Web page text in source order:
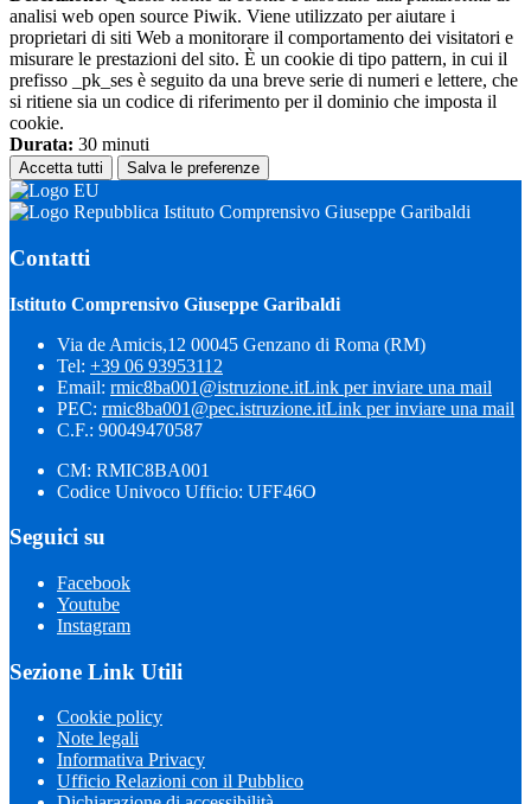
analisi web open source Piwik. Viene utilizzato per aiutare i
proprietari di siti Web a monitorare il comportamento dei visitatori e
misurare le prestazioni del sito. È un cookie di tipo pattern, in cui il
prefisso _pk_ses è seguito da una breve serie di numeri e lettere, che
si ritiene sia un codice di riferimento per il dominio che imposta il
cookie.
Durata: 30 minuti
Accetta tutti Salva le preferenze
Istituto Comprensivo Giuseppe Garibaldi
Contatti
Istituto Comprensivo Giuseppe Garibaldi
Via de Amicis,12 00045 Genzano di Roma (RM)
Tel: +39 06 93953112
Email: rmic8ba001@istruzione.itLink per inviare una mail
PEC: rmic8ba001@pec.istruzione.itLink per inviare una mail
C.F.: 90049470587
CM: RMIC8BA001
Codice Univoco Ufficio: UFF46O
Seguici su
Facebook
Youtube
Instagram
Sezione Link Utili
Cookie policy
Note legali
Informativa Privacy
Ufficio Relazioni con il Pubblico